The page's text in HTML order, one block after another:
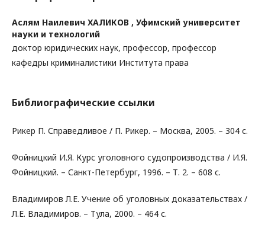
Аслям Наилевич ХАЛИКОВ , Уфимский университет
науки и технологий
доктор юридических наук, профессор, профессор
кафедры криминалистики Института права
Библиографические ссылки
Рикер П. Справедливое / П. Рикер. – Москва, 2005. – 304 с.
Фойницкий И.Я. Курс уголовного судопроизводства / И.Я.
Фойницкий. – Санкт-Петербург, 1996. – Т. 2. – 608 с.
Владимиров Л.Е. Учение об уголовных доказательствах /
Л.Е. Владимиров. – Тула, 2000. – 464 с.